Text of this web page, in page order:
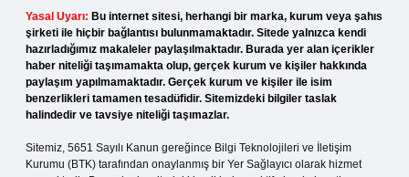
Yasal Uyarı: Bu internet sitesi, herhangi bir marka, kurum veya şahıs
şirketi ile hiçbir bağlantısı bulunmamaktadır. Sitede yalnızca kendi
hazırladığımız makaleler paylaşılmaktadır. Burada yer alan içerikler
haber niteliği taşımamakta olup, gerçek kurum ve kişiler hakkında
paylaşım yapılmamaktadır. Gerçek kurum ve kişiler ile isim
benzerlikleri tamamen tesadüfidir. Sitemizdeki bilgiler taslak
halindedir ve tavsiye niteliği taşımazlar.
Sitemiz, 5651 Sayılı Kanun gereğince Bilgi Teknolojileri ve İletişim
Kurumu (BTK) tarafından onaylanmış bir Yer Sağlayıcı olarak hizmet